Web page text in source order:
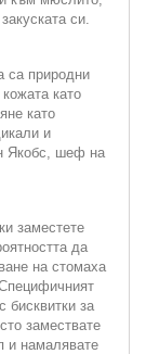
си.
са природни
като
като
и
Якобс, шеф на
заместете
да
на стомаха
бисквитки за
замествате
и намалявате